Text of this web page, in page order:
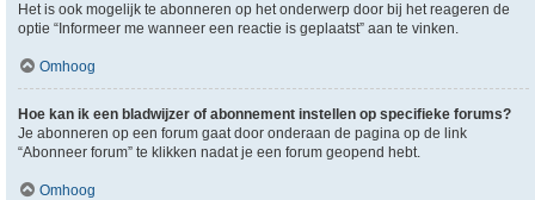
Het is ook mogelijk te abonneren op het onderwerp door bij het reageren de
optie “Informeer me wanneer een reactie is geplaatst” aan te vinken.
Omhoog
Hoe kan ik een bladwijzer of abonnement instellen op specifieke forums?
Je abonneren op een forum gaat door onderaan de pagina op de link
“Abonneer forum” te klikken nadat je een forum geopend hebt.
Omhoog